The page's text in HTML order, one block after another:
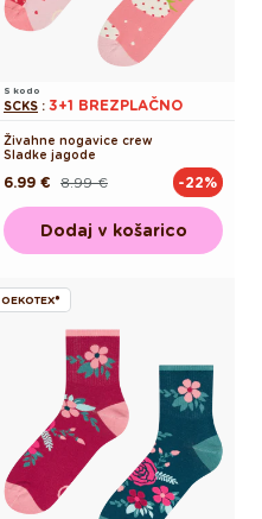
S kodo
SCKS : 3+1 BREZPLAČNO
Živahne nogavice crew
Sladke jagode
Redna 8.99 €
Akcijska
6.99 € -22%
Dodaj v košarico
OEKOTEX®